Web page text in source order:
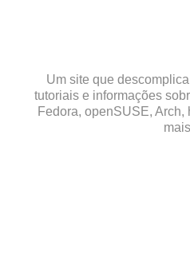
Um site que
tutoriais e informações
Fedora, openSUSE,